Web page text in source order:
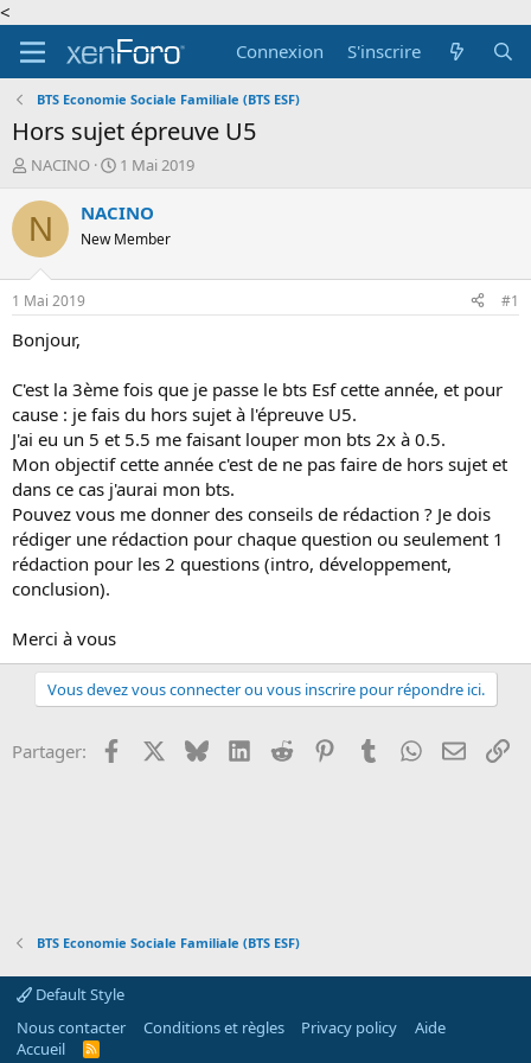
<
Connexion
S'inscrire
BTS Economie Sociale Familiale (BTS ESF)
Hors sujet épreuve U5
A
t
e
r
d
e
l
i
s
c
u
s
i
o
n
NACINO
D
t
d
é
1 Mai 2019
N NACINO
New Member
1 Mai 2019 #1
Bonjour,
C'est la 3ème fois que je passe le bts Esf cette année, et pour
cause : je fais du hors sujet à l'épreuve U5.
J'ai eu un 5 et 5.5 me faisant louper mon bts 2x à 0.5.
Mon objectif cette année c'est de ne pas faire de hors sujet et
dans ce cas j'aurai mon bts.
Pouvez vous me donner des conseils de rédaction ? Je dois
rédiger une rédaction pour chaque question ou seulement 1
rédaction pour les 2 questions (intro, développement,
conclusion).
Merci à vous
Vous devez vous connecter ou vous inscrire pour répondre ici.
Partager: Facebook BlueskyLinkedInReddit PinterestTumblrWhatsApp
Email
BTS Economie Sociale Familiale (BTS ESF)
Default Style
Nous contacter
Conditions et règles Privacy policy
Aide
Accueil
R